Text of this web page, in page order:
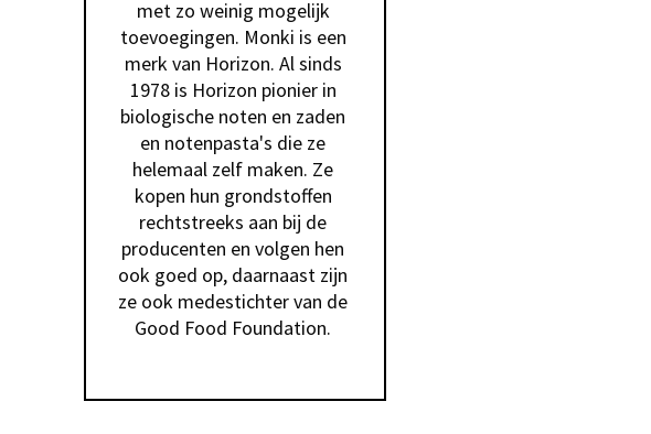
met zo weinig mogelijk
toevoegingen. Monki is een
merk van Horizon. Al sinds
1978 is Horizon pionier in
biologische noten en zaden
en notenpasta's die ze
helemaal zelf maken. Ze
kopen hun grondstoffen
rechtstreeks aan bij de
producenten en volgen hen
ook goed op, daarnaast zijn
ze ook medestichter van de
Good Food Foundation.